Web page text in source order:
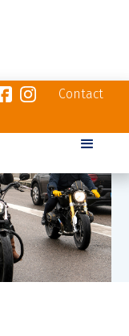
Contact